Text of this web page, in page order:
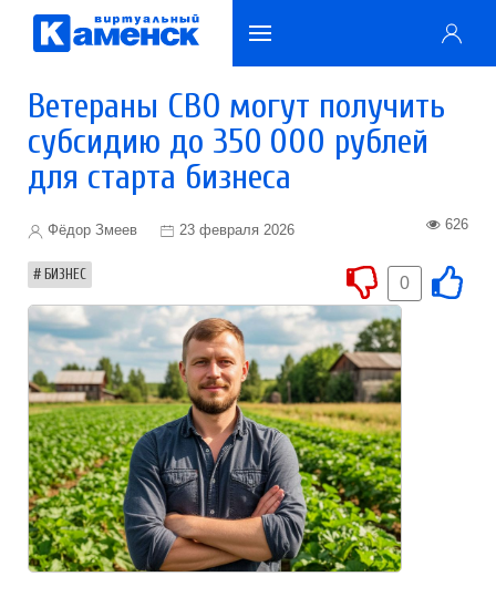
Ветераны СВО могут получить
субсидию до 350 000 рублей
для старта бизнеса
Фёдор Змеев 23 февраля 2026 626
БИЗНЕС 0